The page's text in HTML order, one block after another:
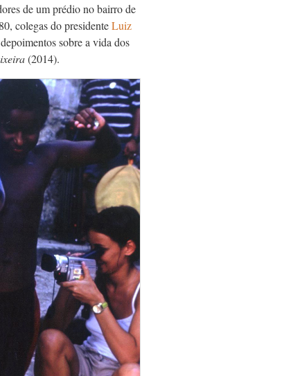
de um prédio no bairro de
colegas do presidenteLuiz
sobre a vida dos
(2014).